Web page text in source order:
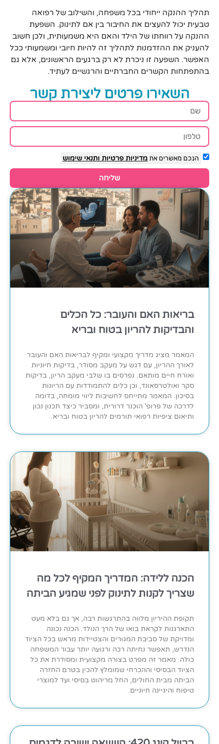
תהליך ההנקה ייחודי בכל משפחה, והשילוב של רפואה
טבעית יכול להעצים את החיבור בין אם לתינוק. השפעת
ההנקה על רווחתו של הילד והאם היא משמעותית, ולכן חשוב
להעניק את ההזדמנות לתהליך זה להיות חיובי ומשמעותי ככל
האפשר. השפעה זו ניכרת לא רק ברגעים הראשונים, אלא גם
בהתפתחות הקשרים החברתיים והרגשיים לעתיד.
השאירו פרטים ליצירת קשר
הנכם מאשרים אתמדיניות פרטיות ותנאי שימוש
שליחה
בריאות האם והעובר: כל הכלים
והבדיקות להריון בטוח ובריא
המאמר מציג מדריך מקצועי ומקיף לבריאות האם והעובר
לאורך ההריון, עם דגש על מעקב מסודר, בדיקות חיוניות
ואורח חיים מותאם. נפרסים בו שלבי מעקב הריון, בדיקות
סקר ואולטרסאונד, וכן כלים להתמודדות עם הריונות
בסיכון. המאמר מתייחס לחשיבות ליווי מומחה, בדומה
לדרכה של פרופ' הוכנר דרורית, ומסביר כיצד תכנון נכון
ותיאום ציפיות רפואי תורמים להריון בטוח ובריא.
הכנה ללידה: המדריך המקיף לכל מה
שצריך לקנות לתינוק לפני שמגיע הביתה
תקופת ההיריון מלווה בהתרגשות רבה, אך גם בלא מעט
התארגנות לקראת בואו של הרך הנולד. הכנה נכונה
ומדויקת של סביבת המגורים והצטיידות מראש בכל הציוד
הנדרש, תאפשר נחיתה רכה ורגועה יותר עבור המשפחה
כולה. מאמר זה מפרט בצורה מקצועית ומסודרת את כל
הציוד הבסיסי וההכרחי שמומלץ להכין בטרם החזרה
הביתה מבית החולים, החל מריהוט בסיסי ועד למוצרי
טיפוח והיגיינה חיוניים.